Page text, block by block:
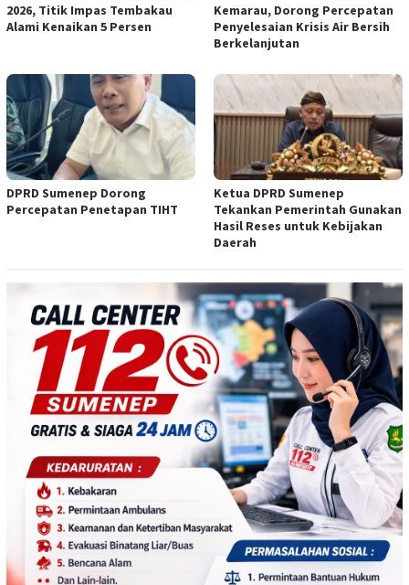
2026, Titik Impas Tembakau
Alami Kenaikan 5 Persen
Kemarau, Dorong Percepatan
Penyelesaian Krisis Air Bersih
Berkelanjutan
DPRD Sumenep Dorong
Percepatan Penetapan TIHT
Ketua DPRD Sumenep
Tekankan Pemerintah Gunakan
Hasil Reses untuk Kebijakan
Daerah